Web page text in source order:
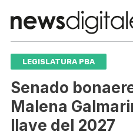
LEGISLATURA PBA
Senado
Malena
llave del 2027